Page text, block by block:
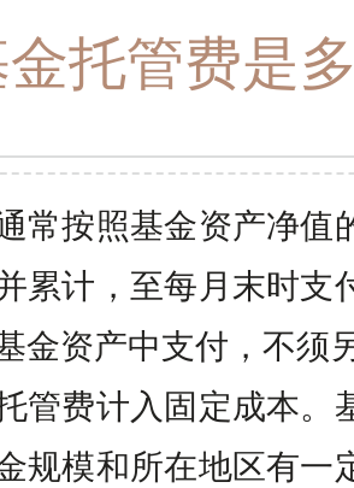
托管费是
常按照基金资产净值
累计，至每月末时支
金资产中支付，不须
管费计入固定成本。
规模和所在地区有一